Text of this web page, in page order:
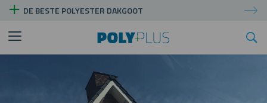
DE BESTE POLYESTER DAKGOOT